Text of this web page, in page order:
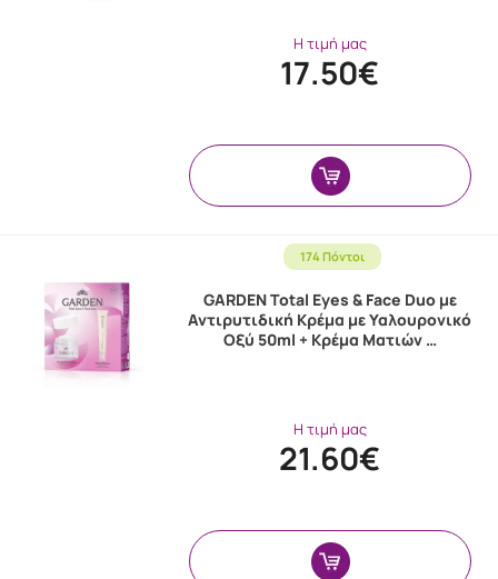
Η τιμή μας
17.50€
174 Πόντοι
GARDEN Total Eyes & Face Duo με
Αντιρυτιδική Κρέμα με Υαλουρονικό
Οξύ 50ml + Κρέμα Ματιών …
Η τιμή μας
21.60€